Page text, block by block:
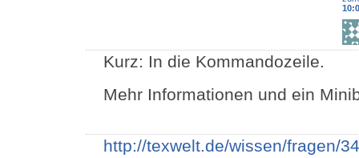
Kurz: In die Kommandozeile.
Mehr Informationen und ein
http://texwelt.de/wissen/fragen/